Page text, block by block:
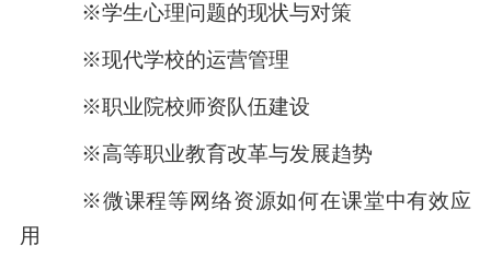
※学生心理问题的现状与对策
※现代学校的运营管理
※职业院校师资队伍建设
※高等职业教育改革与发展趋势
※微课程等网络资源如何在课堂中有效应
用